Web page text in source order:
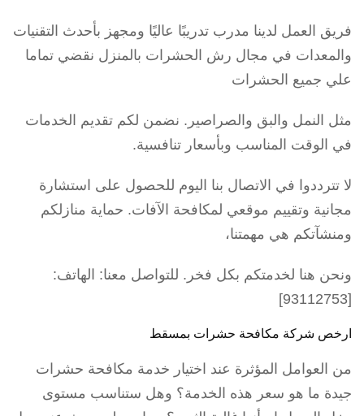
فريق العمل لدينا مدرب تدريبًا عاليًا ومجهز بأحدث التقنيات
والمعدات في مجال رش الحشرات بالمنزل نقضي تماما
علي جميع الحشرات
مثل النمل والبق والصراصير. نضمن لكم تقديم الخدمات
في الوقت المناسب وبأسعار تنافسية.
لا تترددوا في الاتصال بنا اليوم للحصول على استشارة
مجانية وتقييم موقعي لمكافحة الآفات. حماية منازلكم
ومنشآتكم هي مهمتنا،
ونحن هنا لخدمتكم بكل فخر. للتواصل معنا: الهاتف:
[93112753]
ارخص شركة مكافحة حشرات بمسقط
من العوامل المؤثرة عند اختيار خدمة مكافحة حشرات
جيدة ما هو سعر هذه الخدمة؟ وهل ستناسب مستوى